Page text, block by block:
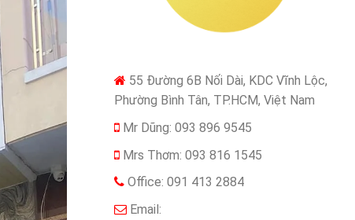
55 Đường 6B Nối Dài, KDC Vĩnh Lộc,
Phường Bình Tân, TP.HCM, Việt Nam
Mr Dũng: 093 896 9545
Mrs Thơm: 093 816 1545
Office: 091 413 2884
Email: